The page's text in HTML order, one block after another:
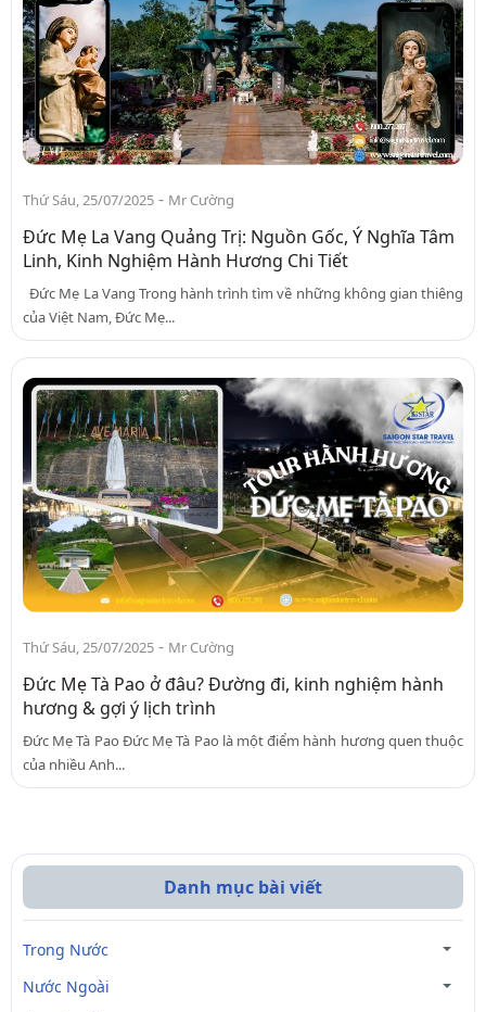
Thứ Sáu, 25/07/2025 - Mr Cường
Đức Mẹ La Vang Quảng Trị: Nguồn Gốc, Ý Nghĩa Tâm
Linh, Kinh Nghiệm Hành Hương Chi Tiết
Đức Mẹ La Vang Trong hành trình tìm về những không gian thiêng
của Việt Nam, Đức Mẹ...
Thứ Sáu, 25/07/2025 - Mr Cường
Đức Mẹ Tà Pao ở đâu? Đường đi, kinh nghiệm hành
hương & gợi ý lịch trình
Đức Mẹ Tà Pao Đức Mẹ Tà Pao là một điểm hành hương quen thuộc
của nhiều Anh...
Danh mục bài viết
Trong Nước
Nước Ngoài